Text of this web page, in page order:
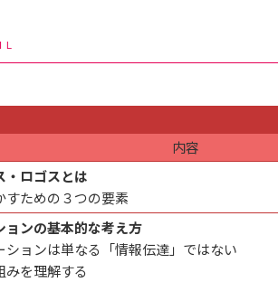
内容
・ロゴスとは
ための３つの要素
ョンの基本的な考え方
ションは単なる「情報伝達」ではない
みを理解する